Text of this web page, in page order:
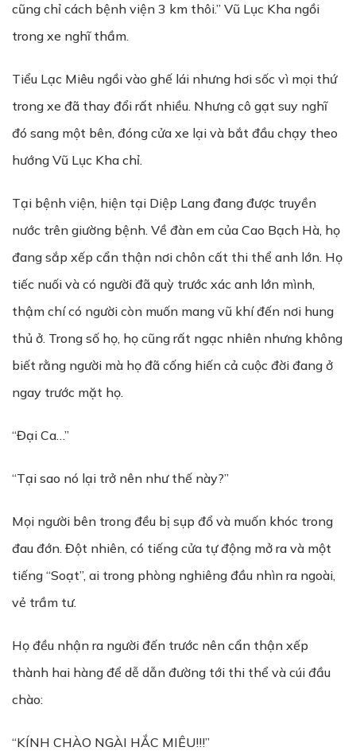
cũng chỉ cách bệnh viện 3 km thôi.” Vũ Lục Kha ngồi
trong xe nghĩ thầm.
Tiểu Lạc Miêu ngồi vào ghế lái nhưng hơi sốc vì mọi thứ
trong xe đã thay đổi rất nhiều. Nhưng cô gạt suy nghĩ
đó sang một bên, đóng cửa xe lại và bắt đầu chạy theo
hướng Vũ Lục Kha chỉ.
Tại bệnh viện, hiện tại Diệp Lang đang được truyền
nước trên giường bệnh. Về đàn em của Cao Bạch Hà, họ
đang sắp xếp cẩn thận nơi chôn cất thi thể anh lớn. Họ
tiếc nuối và có người đã quỳ trước xác anh lớn mình,
thậm chí có người còn muốn mang vũ khí đến nơi hung
thủ ở. Trong số họ, họ cũng rất ngạc nhiên nhưng không
biết rằng người mà họ đã cống hiến cả cuộc đời đang ở
ngay trước mặt họ.
“Đại Ca…”
“Tại sao nó lại trở nên như thế này?”
Mọi người bên trong đều bị sụp đổ và muốn khóc trong
đau đớn. Đột nhiên, có tiếng cửa tự động mở ra và một
tiếng “Soạt”, ai trong phòng nghiêng đầu nhìn ra ngoài,
vẻ trầm tư.
Họ đều nhận ra người đến trước nên cẩn thận xếp
thành hai hàng để dễ dẫn đường tới thi thể và cúi đầu
chào:
“KÍNH CHÀO NGÀI HẮC MIÊU!!!”